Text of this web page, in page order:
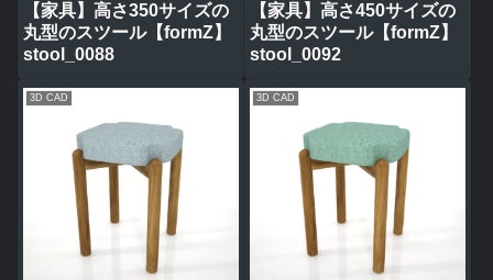
【家具】高さ350サイズの
丸型のスツール【formZ】
stool_0088
【家具】高さ450サイズの
丸型のスツール【formZ】
stool_0092
3D CAD 3D CAD